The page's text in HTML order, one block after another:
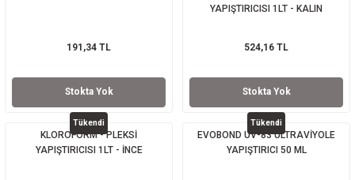
191,34 TL
Stokta Yok
YAPIŞTIRICISI 1LT - KALIN
524,16 TL
Stokta Yok
Tükendi
KLOROFORM - PLEKSİ
YAPIŞTIRICISI 1LT - İNCE
Tükendi
EVOBOND UV-83 ULTRAVİYOLE
YAPIŞTIRICI 50 ML